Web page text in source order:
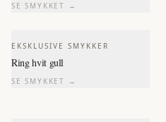
SE SMYKKET →
EKSKLUSIVE SMYKKER
Ring hvit gull
SE SMYKKET →